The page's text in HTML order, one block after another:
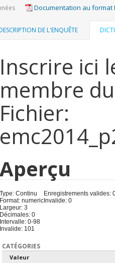
Documentation au format
DE L'ENQUÊTE
Inscrire ici
membre
Fichier:
Aperçu
Type: Continu
Format: numeric
Largeur: 3
Décimales: 0
Intervalle: 0-98
Invalide: 101
Enregistrements valides:
Invalide: 0
CATÉGORIES
Valeur